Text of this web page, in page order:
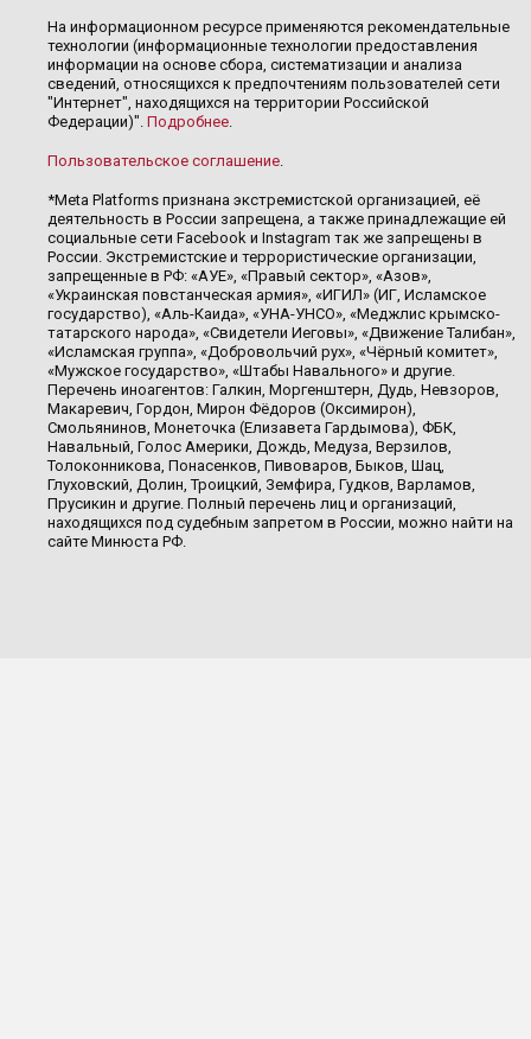
На информационном ресурсе применяются рекомендательные
технологии (информационные технологии предоставления
информации на основе сбора, систематизации и анализа
сведений, относящихся к предпочтениям пользователей сети
"Интернет", находящихся на территории Российской
Федерации)". Подробнее.
Пользовательское соглашение.
*Meta Platforms признана экстремистской организацией, её
деятельность в России запрещена, а также принадлежащие ей
социальные сети Facebook и Instagram так же запрещены в
России. Экстремистские и террористические организации,
запрещенные в РФ: «АУЕ», «Правый сектор», «Азов»,
«Украинская повстанческая армия», «ИГИЛ» (ИГ, Исламское
государство), «Аль-Каида», «УНА-УНСО», «Меджлис крымско-
татарского народа», «Свидетели Иеговы», «Движение Талибан»,
«Исламская группа», «Добровольчий рух», «Чёрный комитет»,
«Мужское государство», «Штабы Навального» и другие.
Перечень иноагентов: Галкин, Моргенштерн, Дудь, Невзоров,
Макаревич, Гордон, Мирон Фёдоров (Оксимирон),
Смольянинов, Монеточка (Елизавета Гардымова), ФБК,
Навальный, Голос Америки, Дождь, Медуза, Верзилов,
Толоконникова, Понасенков, Пивоваров, Быков, Шац,
Глуховский, Долин, Троицкий, Земфира, Гудков, Варламов,
Прусикин и другие. Полный перечень лиц и организаций,
находящихся под судебным запретом в России, можно найти на
сайте Минюста РФ.